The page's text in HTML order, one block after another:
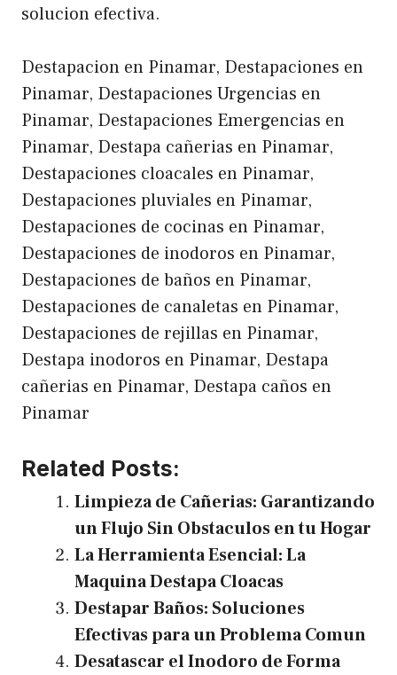
solucion efectiva.
Destapacion en Pinamar, Destapaciones en
Pinamar, Destapaciones Urgencias en
Pinamar, Destapaciones Emergencias en
Pinamar, Destapa cañerias en Pinamar,
Destapaciones cloacales en Pinamar,
Destapaciones pluviales en Pinamar,
Destapaciones de cocinas en Pinamar,
Destapaciones de inodoros en Pinamar,
Destapaciones de baños en Pinamar,
Destapaciones de canaletas en Pinamar,
Destapaciones de rejillas en Pinamar,
Destapa inodoros en Pinamar, Destapa
cañerias en Pinamar, Destapa caños en
Pinamar
Related Posts:
Limpieza de Cañerias: Garantizando
un Flujo Sin Obstaculos en tu Hogar
La Herramienta Esencial: La
Maquina Destapa Cloacas
Destapar Baños: Soluciones
Efectivas para un Problema Comun
Desatascar el Inodoro de Forma